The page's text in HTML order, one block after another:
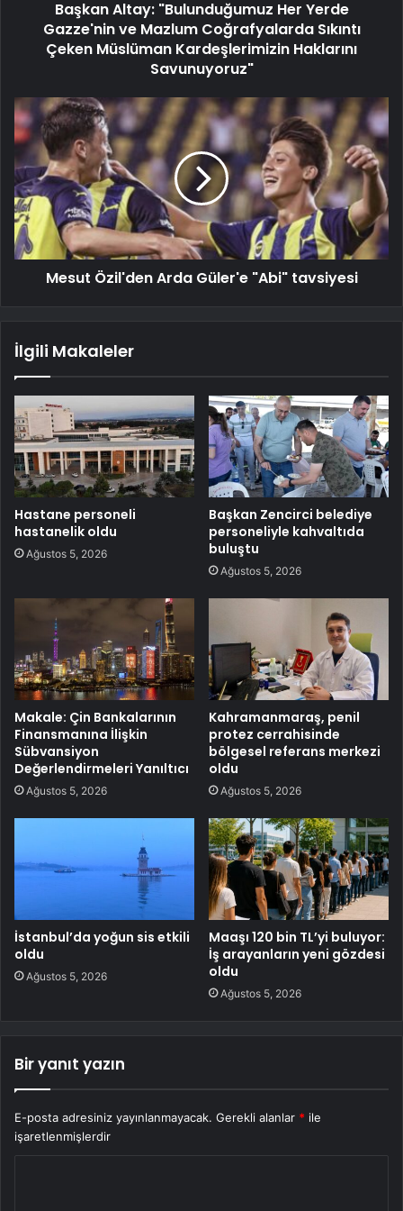
Başkan Altay: "Bulunduğumuz Her Yerde
Gazze'nin ve Mazlum Coğrafyalarda Sıkıntı
Çeken Müslüman Kardeşlerimizin Haklarını
Savunuyoruz"
Mesut Özil'den Arda Güler'e "Abi" tavsiyesi
İlgili Makaleler
Hastane personeli
hastanelik oldu
Ağustos 5, 2026
Başkan Zencirci belediye
personeliyle kahvaltıda
buluştu
Ağustos 5, 2026
Makale: Çin Bankalarının
Finansmanına İlişkin
Sübvansiyon
Değerlendirmeleri Yanıltıcı
Ağustos 5, 2026
Kahramanmaraş, penil
protez cerrahisinde
bölgesel referans merkezi
oldu
Ağustos 5, 2026
İstanbul’da yoğun sis etkili
oldu
Ağustos 5, 2026
Maaşı 120 bin TL’yi buluyor:
İş arayanların yeni gözdesi
oldu
Ağustos 5, 2026
Bir yanıt yazın
E-posta adresiniz yayınlanmayacak. Gerekli alanlar * ile
işaretlenmişlerdir